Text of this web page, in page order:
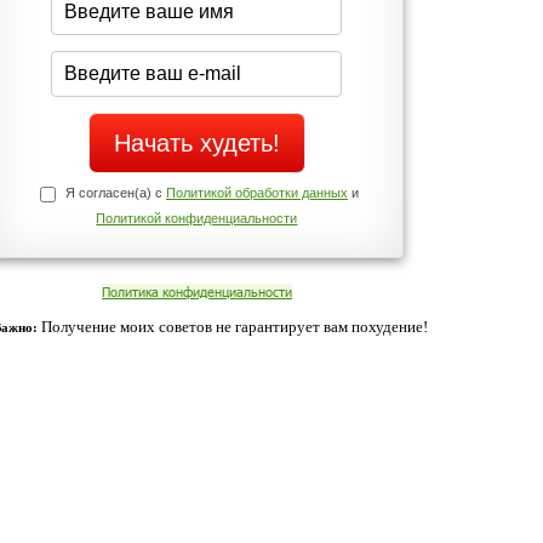
Да
Нет
Телефоны службы поддержки
+7 (909) 421-77-27
cookies. Оставаясь с нами, вы соглашаетесь с нашей
Согласен